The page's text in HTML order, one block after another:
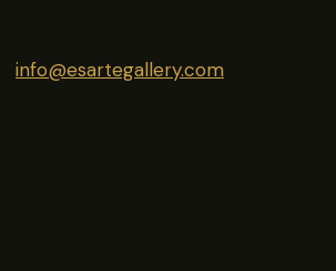
info@esartegallery.com